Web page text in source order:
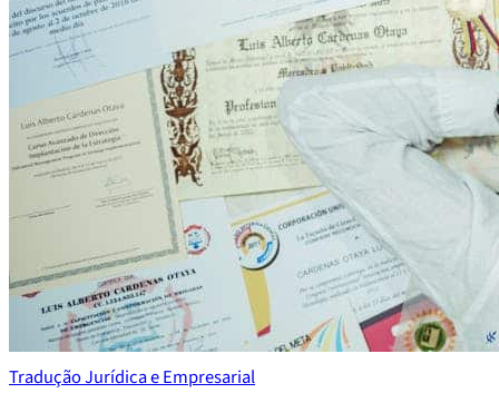
Tradução Jurídica e Empresarial